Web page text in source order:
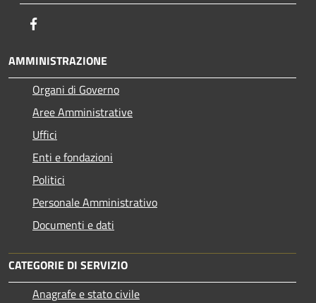
AMMINISTRAZIONE
Organi di Governo
Aree Amministrative
Uffici
Enti e fondazioni
Politici
Personale Amministrativo
Documenti e dati
CATEGORIE DI SERVIZIO
Anagrafe e stato civile